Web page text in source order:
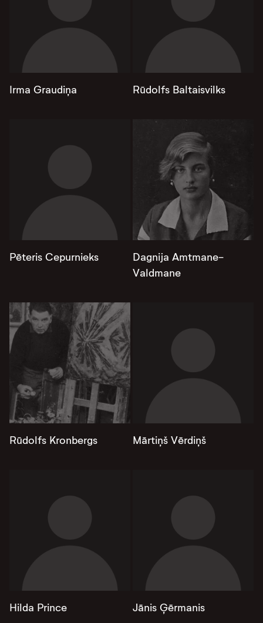
Irma Graudiņa Rūdolfs Baltaisvilks
Pēteris Cepurnieks
Dagnija Amtmane-
Valdmane
Rūdolfs Kronbergs Mārtiņš Vērdiņš
Hilda Prince Jānis Ģērmanis